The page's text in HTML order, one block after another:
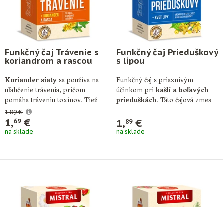
Funkčný čaj Trávenie s
koriandrom a rascou
Koriander siatysa používa na
uľahčenie trávenia, pričom
pomáha tráveniu toxínov. Tiež
pomáha pri strate …
1,89 €
1,69€
na sklade
Funkčný čaj Prieduškový
s lipou
Funkčný čaj s priaznivým
účinkom prikašli a boľavých
prieduškách. Táto čajová zmes
1,89€
na sklade